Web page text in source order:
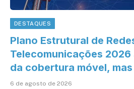
DESTAQUES
Plano Estrutural de
Telecomunicações
da cobertura móvel,
6 de agosto de 2026